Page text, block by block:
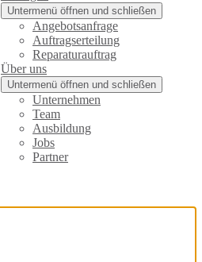
Untermenü öffnen und schließen
Angebotsanfrage
Auftragserteilung
Reparaturauftrag
Über uns
Untermenü öffnen und schließen
Unternehmen
Team
Ausbildung
Jobs
Partner